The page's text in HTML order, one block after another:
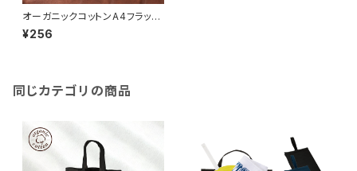
オーガニックコットンA4フラット
バッグ ナチュラル MG
¥256
同じカテゴリの商品